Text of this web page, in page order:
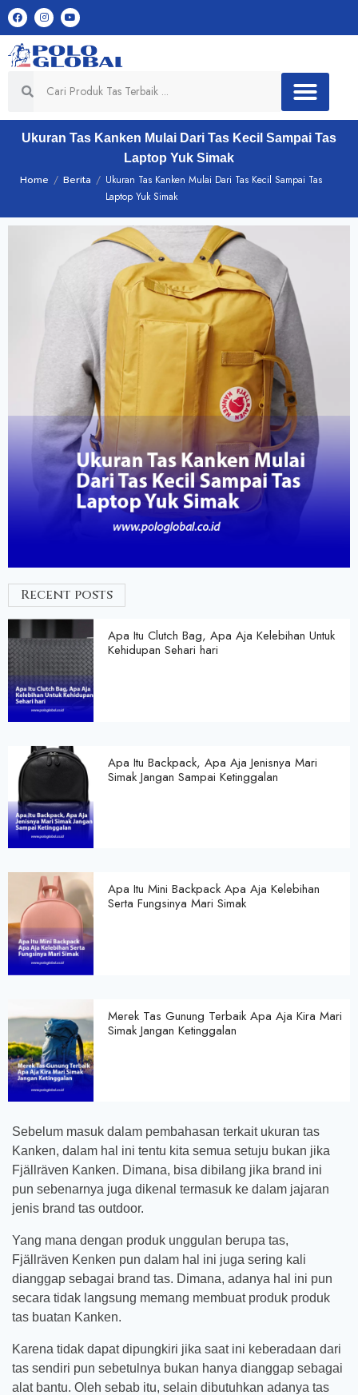
Ukuran Tas Kanken Mulai Dari Tas Kecil Sampai Tas
Laptop Yuk Simak
Home / Berita / Ukuran Tas Kanken Mulai Dari Tas Kecil Sampai Tas
Laptop Yuk Simak
Recent posts
Apa Itu Clutch Bag, Apa Aja Kelebihan Untuk
Kehidupan Sehari hari
Apa Itu Backpack, Apa Aja Jenisnya Mari
Simak Jangan Sampai Ketinggalan
Apa Itu Mini Backpack Apa Aja Kelebihan
Serta Fungsinya Mari Simak
Merek Tas Gunung Terbaik Apa Aja Kira Mari
Simak Jangan Ketinggalan
Sebelum masuk dalam pembahasan terkait ukuran tas
Kanken, dalam hal ini tentu kita semua setuju bukan jika
Fjällräven Kanken. Dimana, bisa dibilang jika brand ini
pun sebenarnya juga dikenal termasuk ke dalam jajaran
jenis brand tas outdoor.
Yang mana dengan produk unggulan berupa tas,
Fjällräven Kenken pun dalam hal ini juga sering kali
dianggap sebagai brand tas. Dimana, adanya hal ini pun
secara tidak langsung memang membuat produk produk
tas buatan Kanken.
Karena tidak dapat dipungkiri jika saat ini keberadaan dari
tas sendiri pun sebetulnya bukan hanya dianggap sebagai
alat bantu. Oleh sebab itu, selain dibutuhkan adanya tas